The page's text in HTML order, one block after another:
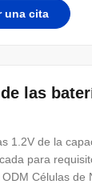
una cita
las
1.2V de la
para
Células de